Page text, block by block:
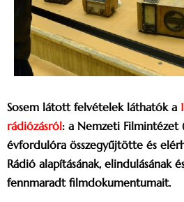
Sosem látott felvételek láthatók a
rádiózásról: a Nemzeti Filmintézet
évfordulóra összegyűjtötte és
Rádió alapításának, elindulásának
fennmaradt filmdokumentumait.